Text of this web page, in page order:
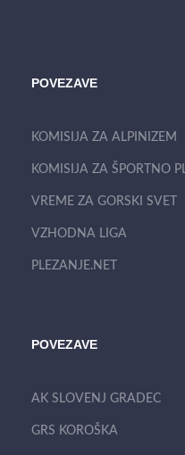
POVEZAVE
KOMISIJA ZA ALPINIZEM
KOMISIJA ZA ŠPORTNO
VREME ZA GORSKI SVET
VZHODNA LIGA
PLEZANJE.NET
POVEZAVE
AK SLOVENJ GRADEC
GRS KOROŠKA